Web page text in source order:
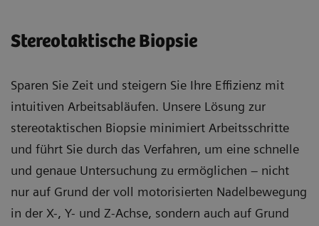
Stereotaktische Biopsie
Sparen Sie Zeit und steigern Sie Ihre Effizienz mit
intuitiven Arbeitsabläufen. Unsere Lösung zur
stereotaktischen Biopsie minimiert Arbeitsschritte
und führt Sie durch das Verfahren, um eine schnelle
und genaue Untersuchung zu ermöglichen – nicht
nur auf Grund der voll motorisierten Nadelbewegung
in der X-, Y- und Z-Achse, sondern auch auf Grund